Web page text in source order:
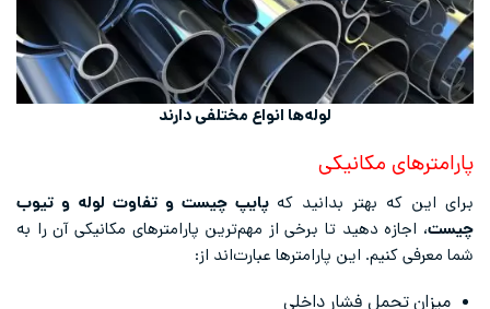
لوله‌ها انواع مختلفی دارند
پارامترهای مکانیکی
برای این که بهتر بدانید کهپایپ چیست و تفاوت لوله و تیوب
چیست، اجازه دهید تا برخی از مهم‌ترین پارامترهای مکانیکی آن را به
شما معرفی کنیم. این پارامترها عبارت‌اند از: